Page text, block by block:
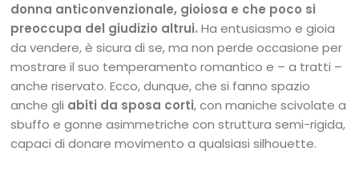
donna anticonvenzionale, gioiosa e che poco si
preoccupa del giudizio altrui. Ha entusiasmo e gioia
da vendere, è sicura di se, ma non perde occasione per
mostrare il suo temperamento romantico e – a tratti –
anche riservato. Ecco, dunque, che si fanno spazio
anche gli abiti da sposa corti, con maniche scivolate a
sbuffo e gonne asimmetriche con struttura semi-rigida,
capaci di donare movimento a qualsiasi silhouette.